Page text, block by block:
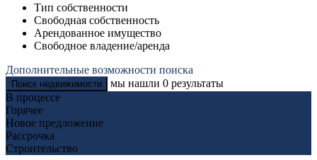
Тип собственности
Свободная собственность
Арендованное имущество
Свободное владение/аренда
Дополнительные возможности поиска
Поиск недвижимости мы нашли 0 результаты
В процессе
Горячее
Новое предложение
Рассрочка
Строительство